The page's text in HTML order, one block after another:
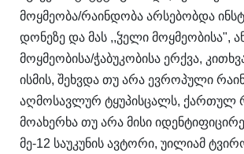
მოყმეობა/რაინდობა არსებობდა
დონეზე და მას ,,ჴელი მოყმეობისა",
მოყმეობისა/ჭაბუკობისა ერქვა,
ისმის, შეხვდა თუ არა ევროპული
აღმოსავლურ ტყუპისცალს, ქართულ
მოახერხა თუ არა მისი
მე-12 საუკუნის ავტორი, უილიამ